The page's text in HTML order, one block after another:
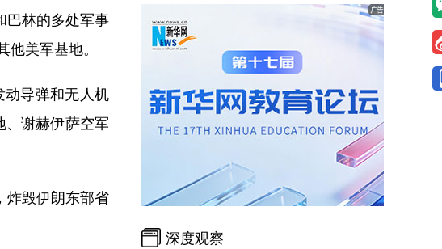
林的多处军事
美军基地。
导弹和无人机
、谢赫伊萨空军
毁伊朗东部省
深度观察